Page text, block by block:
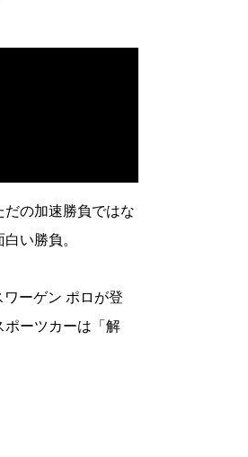
の加速勝負ではな
い勝負。
ーゲン ポロが登
ポーツカーは「解